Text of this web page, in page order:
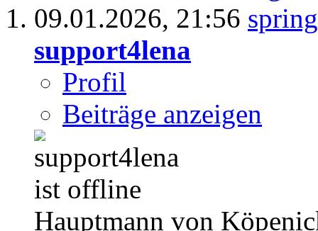
09.01.2026, 21:56
support4lena
Profil
Beiträge anzeigen
Hauptmann von